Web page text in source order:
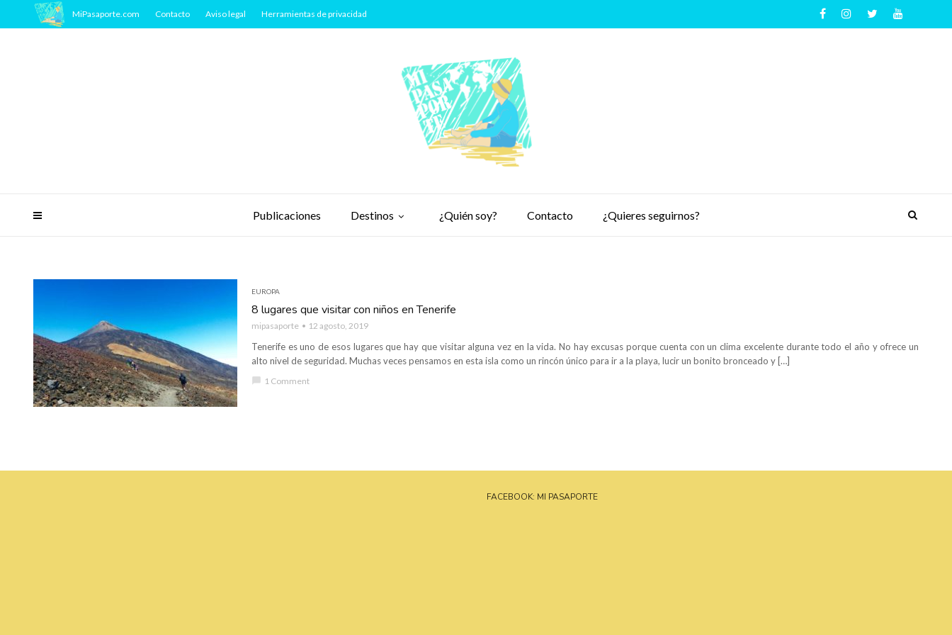
Publicaciones Destinos ¿Quién soy? Contacto ¿Quieres seguirnos?
MiPasaporte.com Contacto Aviso legal Herramientas de privacidad
EUROPA
8 lugares que visitar con niños en Tenerife
mipasaporte 12 agosto, 2019
Tenerife es uno de esos lugares que hay que visitar alguna vez en la vida. No hay excusas porque cuenta con un clima excelente durante todo el año y ofrece un
alto nivel de seguridad. Muchas veces pensamos en esta isla como un rincón único para ir a la playa, lucir un bonito bronceado y […]
chat_bubble 1 Comment
FACEBOOK: MI PASAPORTE